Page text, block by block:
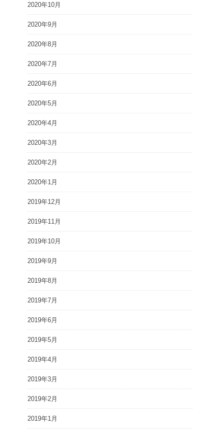
2020年10月
2020年9月
2020年8月
2020年7月
2020年6月
2020年5月
2020年4月
2020年3月
2020年2月
2020年1月
2019年12月
2019年11月
2019年10月
2019年9月
2019年8月
2019年7月
2019年6月
2019年5月
2019年4月
2019年3月
2019年2月
2019年1月